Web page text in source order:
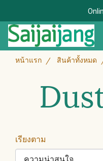
หน้าแรก สินค้าทั้งหมด
เรียงตาม